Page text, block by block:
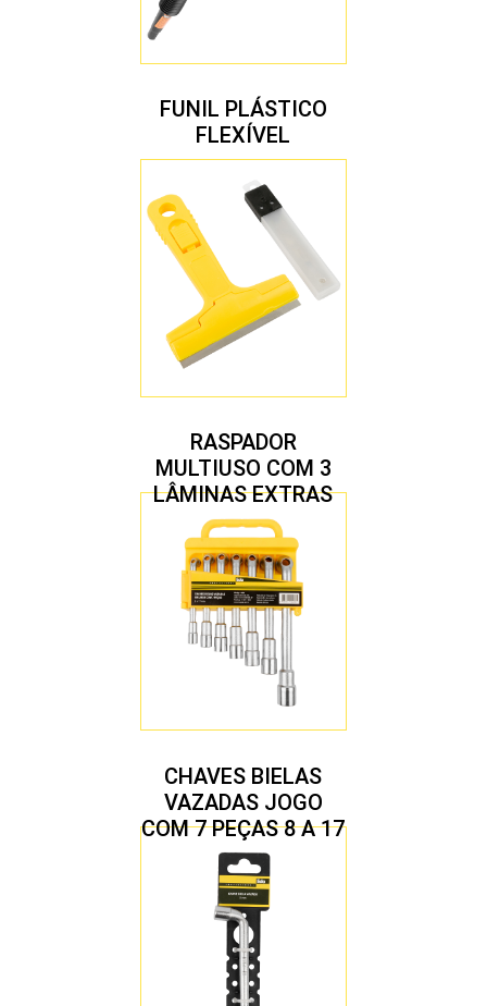
FUNIL PLÁSTICO
FLEXÍVEL
RASPADOR
MULTIUSO COM 3
LÂMINAS EXTRAS
CHAVES BIELAS
VAZADAS JOGO
COM 7 PEÇAS 8 A 17
MM